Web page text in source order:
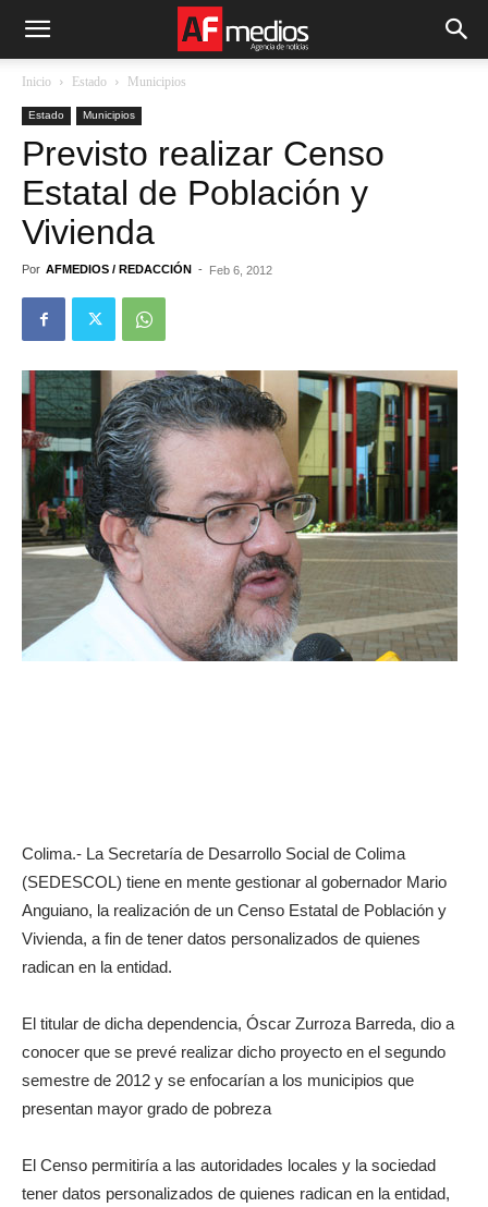
Inicio Estado Municipios
Estado Municipios
Previsto realizar Censo
Estatal de Población y
Vivienda
Por AFMEDIOS / REDACCIÓN - Feb 6, 2012
Colima.- La Secretaría de Desarrollo Social de Colima
(SEDESCOL) tiene en mente gestionar al gobernador Mario
Anguiano, la realización de un Censo Estatal de Población y
Vivienda, a fin de tener datos personalizados de quienes
radican en la entidad.
El titular de dicha dependencia, Óscar Zurroza Barreda, dio a
conocer que se prevé realizar dicho proyecto en el segundo
semestre de 2012 y se enfocarían a los municipios que
presentan mayor grado de pobreza
El Censo permitiría a las autoridades locales y la sociedad
tener datos personalizados de quienes radican en la entidad,